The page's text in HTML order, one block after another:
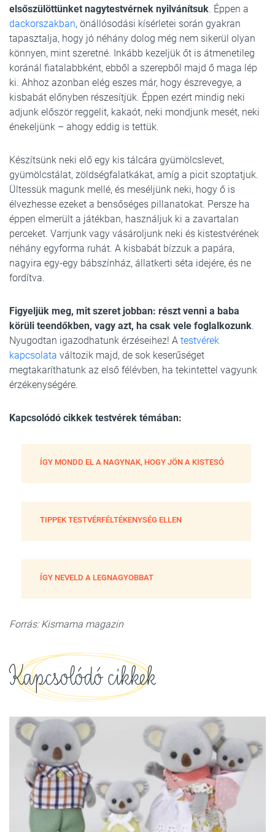
elsőszülöttünket nagytestvérnek nyilvánítsuk. Éppen a
dackorszakban, önállósodási kísérletei során gyakran
tapasztalja, hogy jó néhány dolog még nem sikerül olyan
könnyen, mint szeretné. Inkább kezeljük őt is átmenetileg
koránál fiatalabbként, ebből a szerepből majd ő maga lép
ki. Ahhoz azonban elég eszes már, hogy észrevegye, a
kisbabát előnyben részesítjük. Éppen ezért mindig neki
adjunk először reggelit, kakaót, neki mondjunk mesét, neki
énekeljünk – ahogy eddig is tettük.
Készítsünk neki elő egy kis tálcára gyümölcslevet,
gyümölcstálat, zöldségfalatkákat, amíg a picit szoptatjuk.
Ültessük magunk mellé, és meséljünk neki, hogy ő is
élvezhesse ezeket a bensőséges pillanatokat. Persze ha
éppen elmerült a játékban, használjuk ki a zavartalan
perceket. Varrjunk vagy vásároljunk neki és kistestvérének
néhány egyforma ruhát. A kisbabát bízzuk a papára,
nagyira egy-egy bábszínház, állatkerti séta idejére, és ne
fordítva.
Figyeljük meg, mit szeret jobban: részt venni a baba
körüli teendőkben, vagy azt, ha csak vele foglalkozunk.
Nyugodtan igazodhatunk érzéseihez! A testvérek
kapcsolata változik majd, de sok keserűséget
megtakaríthatunk az első félévben, ha tekintettel vagyunk
érzékenységére.
Kapcsolódó cikkek testvérek témában:
ÍGY MONDD EL A NAGYNAK, HOGY JÖN A KISTESÓ
TIPPEK TESTVÉRFÉLTÉKENYSÉG ELLEN
ÍGY NEVELD A LEGNAGYOBBAT
Forrás: Kismama magazin
Kapcsolódó cikkek